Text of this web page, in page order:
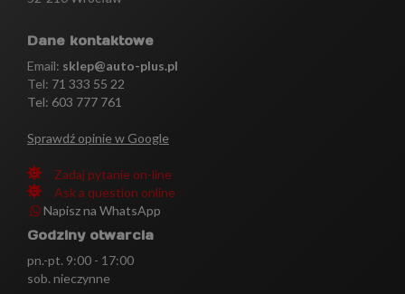
Dane kontaktowe
Email: sklep@auto-plus.pl
Tel: 71 333 55 22
Tel: 603 777 761
Sprawdź opinie w Google
Zadaj pytanie on-line
Ask a question online
Napisz na WhatsApp
Godziny otwarcia
pn.-pt. 9:00 - 17:00
sob. nieczynne